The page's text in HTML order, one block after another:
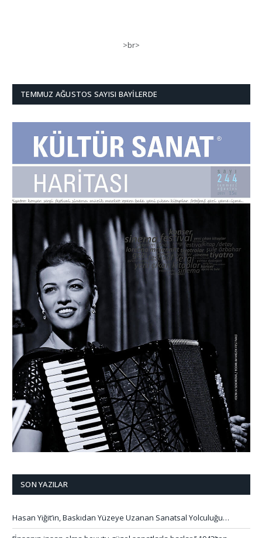
>br>
TEMMUZ AĞUSTOS SAYISI BAYILERDE
SON YAZILAR
Hasan Yiğit’in, Baskıdan Yüzeye Uzanan Sanatsal Yolculuğu…